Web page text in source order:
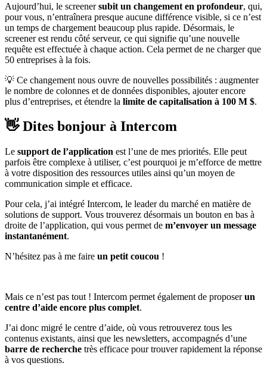
Aujourd’hui, le screenersubit un changement en profondeur, qui,
pour vous, n’entraînera presque aucune différence visible, si ce n’est
un temps de chargement beaucoup plus rapide. Désormais, le
screener est rendu côté serveur, ce qui signifie qu’une nouvelle
requête est effectuée à chaque action. Cela permet de ne charger que
50 entreprises à la fois.
💡 Ce changement nous ouvre de nouvelles possibilités : augmenter
le nombre de colonnes et de données disponibles, ajouter encore
plus d’entreprises, et étendre la limite de capitalisation à 100 M $.
👋 Dites bonjour à Intercom
Le support de l’application est l’une de mes priorités. Elle peut
parfois être complexe à utiliser, c’est pourquoi je m’efforce de mettre
à votre disposition des ressources utiles ainsi qu’un moyen de
communication simple et efficace.
Pour cela, j’ai intégré Intercom, le leader du marché en matière de
solutions de support. Vous trouverez désormais un bouton en bas à
droite de l’application, qui vous permet de m’envoyer un message
instantanément.
N’hésitez pas à me faire un petit coucou !
Mais ce n’est pas tout ! Intercom permet également de proposerun
centre d’aide encore plus complet.
J’ai donc migré le centre d’aide, où vous retrouverez tous les
contenus existants, ainsi que les newsletters, accompagnés d’une
barre de recherche très efficace pour trouver rapidement la réponse
à vos questions.